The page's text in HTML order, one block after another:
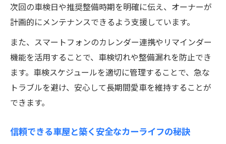
次回の車検日や推奨整備時期を明確に伝え、オーナーが
計画的にメンテナンスできるよう支援しています。
また、スマートフォンのカレンダー連携やリマインダー
機能を活用することで、車検切れや整備漏れを防止でき
ます。車検スケジュールを適切に管理することで、急な
トラブルを避け、安心して長期間愛車を維持することが
できます。
信頼できる車屋と築く安全なカーライフの秘訣